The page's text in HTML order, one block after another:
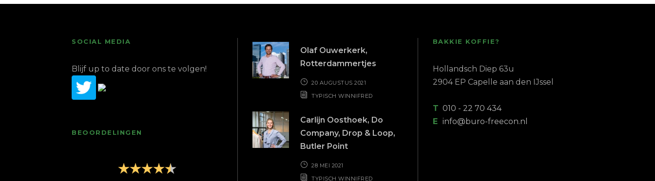
SOCIAL MEDIA
Blijf up to date door ons te volgen!
BEOORDELINGEN
Olaf Ouwerkerk,
Rotterdammertjes
20 AUGUSTUS 2021
TYPISCH WINNIFRED
Carlijn Oosthoek, Do
Company, Drop & Loop,
Butler Point
28 MEI 2021
TYPISCH WINNIFRED
BAKKIE KOFFIE?
Hollandsch Diep 63u
2904 EP Capelle aan den IJssel
T 010 - 22 70 434
E info@buro-freecon.nl